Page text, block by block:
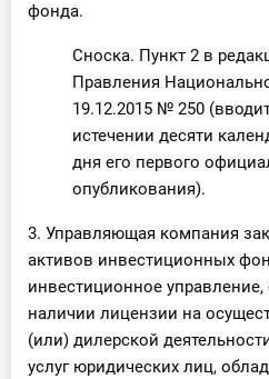
фонда.
Сноска. Пункт 2 в
Правления
19.12.2015 № 250
истечении десяти
дня его первого
опубликования).
3. Управляющая компания
активов инвестиционных
инвестиционное
наличии лицензии на
(или) дилерской
услуг юридических лиц,